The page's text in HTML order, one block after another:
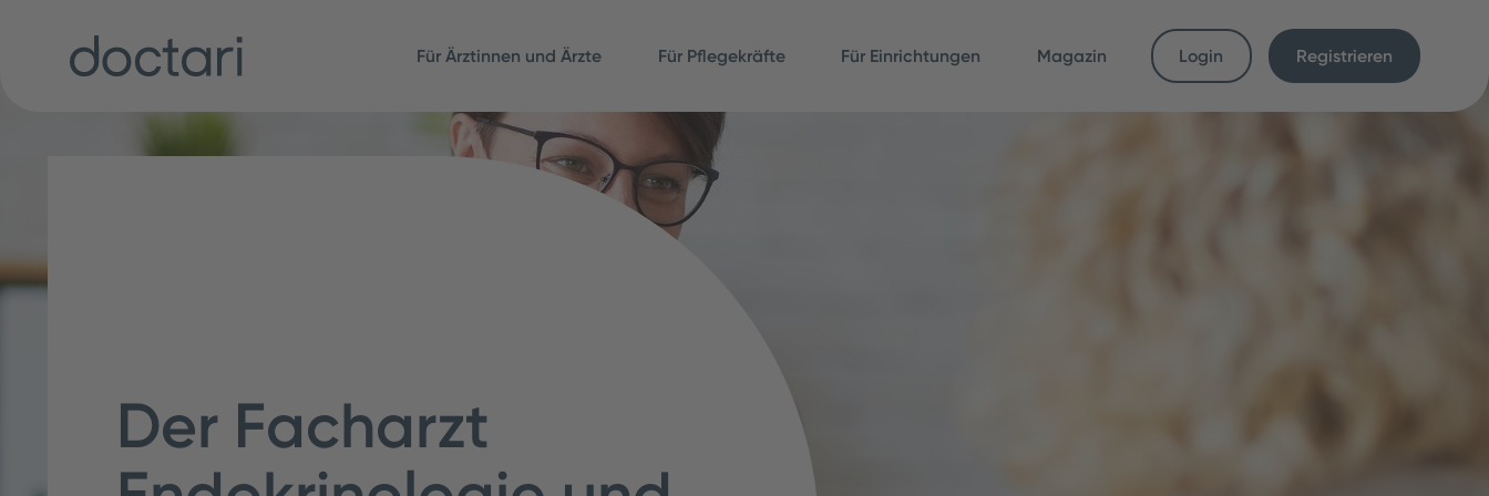
Für Ärztinnen und Ärzte Für Pflegekräfte Für Einrichtungen Magazin Login Registrieren
Der Facharzt